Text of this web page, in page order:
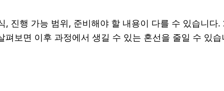
진행 가능 범위, 준비해야 할 내용이 다를 수 있습니
보면 이후 과정에서 생길 수 있는 혼선을 줄일 수 있습